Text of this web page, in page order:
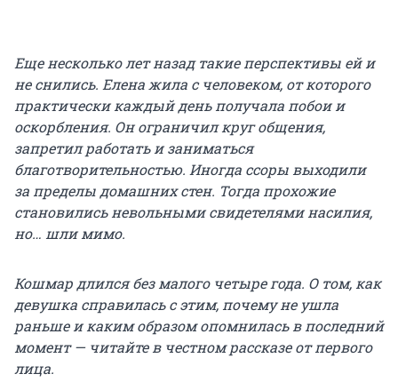
Еще несколько лет назад такие перспективы ей и
не снились. Елена жила с человеком, от которого
практически каждый день получала побои и
оскорбления. Он ограничил круг общения,
запретил работать и заниматься
благотворительностью. Иногда ссоры выходили
за пределы домашних стен. Тогда прохожие
становились невольными свидетелями насилия,
но… шли мимо.
Кошмар длился без малого четыре года. О том, как
девушка справилась с этим, почему не ушла
раньше и каким образом опомнилась в последний
момент — читайте в честном рассказе от первого
лица.